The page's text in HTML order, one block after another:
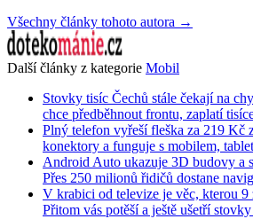
Všechny články tohoto autora →
Další články z kategorie Mobil
Stovky tisíc Čechů stále čekají na
chce předběhnout frontu, zaplatí
Plný telefon vyřeší fleška za 219 Kč
konektory a funguje s mobilem,
Android Auto ukazuje 3D budovy a
Přes 250 milionů řidičů dostane
V krabici od televize je věc, kterou
Přitom vás potěší a ještě ušetří